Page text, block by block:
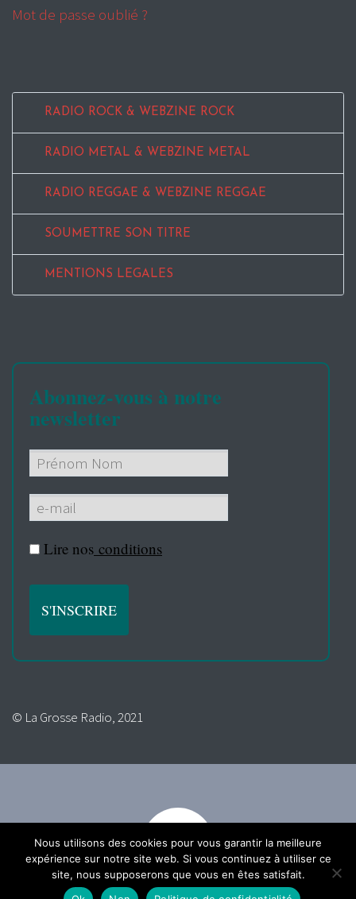
Mot de passe oublié ?
RADIO ROCK & WEBZINE ROCK
RADIO METAL & WEBZINE METAL
RADIO REGGAE & WEBZINE REGGAE
SOUMETTRE SON TITRE
MENTIONS LEGALES
Abonnez-vous à notre
newsletter
Lire nos conditions
© La Grosse Radio, 2021
Nous utilisons des cookies pour vous garantir la meilleure
expérience sur notre site web. Si vous continuez à utiliser ce
site, nous supposerons que vous en êtes satisfait.